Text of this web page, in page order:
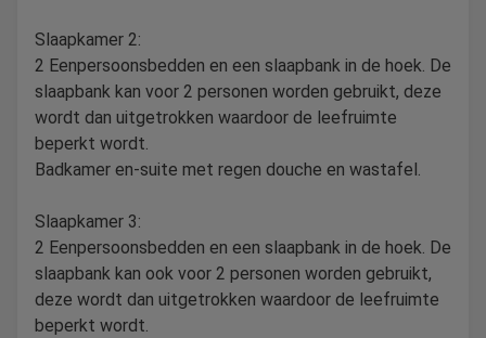
Slaapkamer 2:
2 Eenpersoonsbedden en een slaapbank in de hoek. De
slaapbank kan voor 2 personen worden gebruikt, deze
wordt dan uitgetrokken waardoor de leefruimte
beperkt wordt.
Badkamer en-suite met regen douche en wastafel.
Slaapkamer 3:
2 Eenpersoonsbedden en een slaapbank in de hoek. De
slaapbank kan ook voor 2 personen worden gebruikt,
deze wordt dan uitgetrokken waardoor de leefruimte
beperkt wordt.